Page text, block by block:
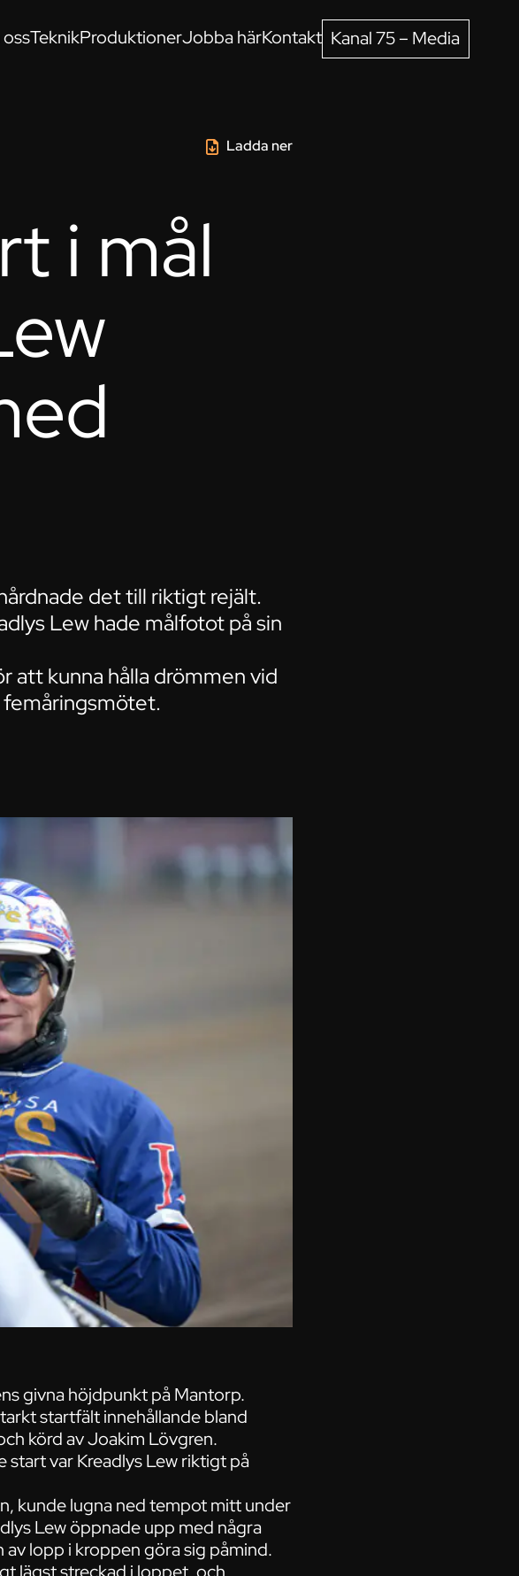
TeknikProduktionerJobba härKontakt Kanal 75 – Media
Ladda ner
i mål
det till riktigt rejält.
Lew hade målfotot på sin
att kunna hålla drömmen vid
femåringsmötet.
givna höjdpunkt på Mantorp.
startfält innehållande bland
körd av Joakim Lövgren.
start var Kreadlys Lew riktigt på
kunde lugna ned tempot mitt under
Lew öppnade upp med några
lopp i kroppen göra sig påmind.